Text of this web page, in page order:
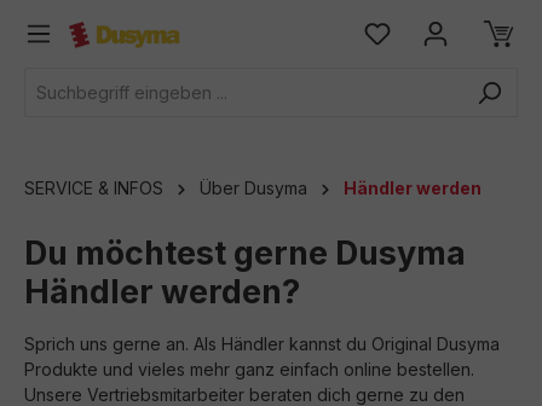
springen
SERVICE & INFOS Über Dusyma Händler werden
Du möchtest gerne Dusyma
Händler werden?
Sprich uns gerne an. Als Händler kannst du Original Dusyma
Produkte und vieles mehr ganz einfach online bestellen.
Unsere Vertriebsmitarbeiter beraten dich gerne zu den